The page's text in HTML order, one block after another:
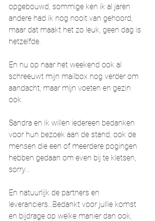
opgebouwd, sommige ken ik al jaren
andere had ik nog nooit van gehoord,
maar dat maakt het zo leuk, geen dag is
hetzelfde.
En nu op naar het weekend ook al
schreeuwt mijn mailbox nog verder om
aandacht, maar mijn voeten en gezin
ook.
Sandra en ik willen iedereen bedanken
voor hun bezoek aan de stand, ook de
mensen die een of meerdere pogingen
hebben gedaan om even bij te kletsen,
sorry...
En natuurlijk de partners en
leveranciers...Bedankt voor jullie komst
en bijdrage op welke manier dan ook,